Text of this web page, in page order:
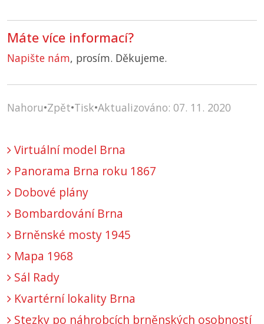
Máte více informací?
Napište nám, prosím. Děkujeme.
Nahoru•Zpět•Tisk•Aktualizováno: 07. 11. 2020
Virtuální model Brna
Panorama Brna roku 1867
Dobové plány
Bombardování Brna
Brněnské mosty 1945
Mapa 1968
Sál Rady
Kvartérní lokality Brna
Stezky po náhrobcích brněnských osobností